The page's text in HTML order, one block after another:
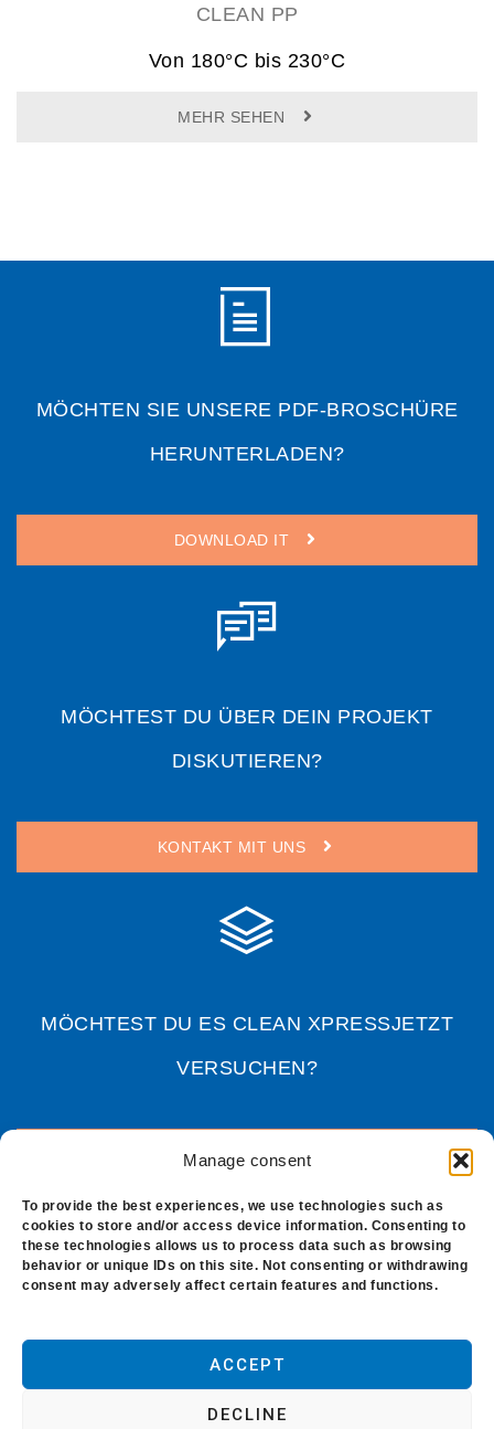
Manage consent
To provide the best experiences, we use technologies such as
cookies to store and/or access device information. Consenting to
these technologies allows us to process data such as browsing
behavior or unique IDs on this site. Not consenting or withdrawing
consent may adversely affect certain features and functions.
ACCEPT
DECLINE
CLEAN PP
Von 180°C bis 230°C
MEHR SEHEN
MÖCHTEN SIE UNSERE PDF-BROSCHÜRE
HERUNTERLADEN?
DOWNLOAD IT
MÖCHTEST DU ÜBER DEIN PROJEKT
DISKUTIEREN?
KONTAKT MIT UNS
MÖCHTEST DU ES CLEAN XPRESSJETZT
VERSUCHEN?
EIN KOSTENLOSES MUSTER BESTELLEN
Blog-Über uns- Polytechs-
Copyright © 2021. Alle Rechte vorbehalten.
Diese Website wird von Polytechs veröffentlicht.